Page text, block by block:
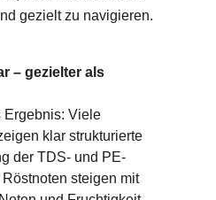
gezielt zu navigieren.
– gezielter als
Ergebnis: Viele
klar strukturierte
der TDS- und PE-
steigen mit